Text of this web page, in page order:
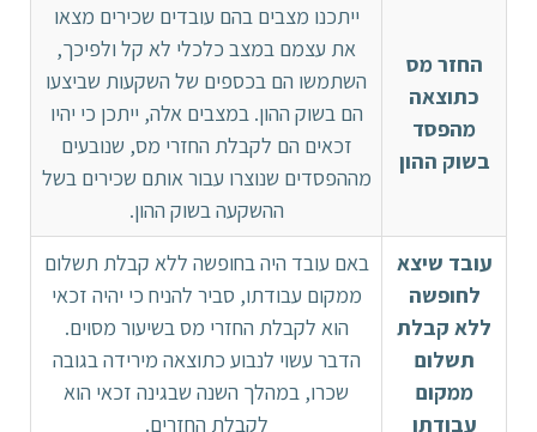
החזר מס
כתוצאה
מהפסד
בשוק ההון
ייתכנו מצבים בהם עובדים שכירים מצאו
את עצמם במצב כלכלי לא קל ולפיכך,
השתמשו הם בכספים של השקעות שביצעו
הם בשוק ההון. במצבים אלה, ייתכן כי יהיו
זכאים הם לקבלת החזרי מס, שנובעים
מההפסדים שנוצרו עבור אותם שכירים בשל
ההשקעה בשוק ההון.
עובד שיצא
לחופשה
ללא קבלת
תשלום
ממקום
עבודתו
באם עובד היה בחופשה ללא קבלת תשלום
ממקום עבודתו, סביר להניח כי יהיה זכאי
הוא לקבלת החזרי מס בשיעור מסוים.
הדבר עשוי לנבוע כתוצאה מירידה בגובה
שכרו, במהלך השנה שבגינה זכאי הוא
לקבלת החזרים.